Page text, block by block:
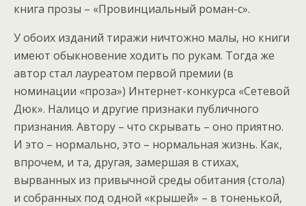
книга прозы – «Провинциальный роман-с».
У обоих изданий тиражи ничтожно малы, но книги
имеют обыкновение ходить по рукам. Тогда же
автор стал лауреатом первой премии (в
номинации «проза») Интернет-конкурса «Сетевой
Дюк». Налицо и другие признаки публичного
признания. Автору – что скрывать – оно приятно.
И это – нормально, это – нормальная жизнь. Как,
впрочем, и та, другая, замершая в стихах,
вырванных из привычной среды обитания (стола)
и собранных под одной «крышей» – в тоненькой,